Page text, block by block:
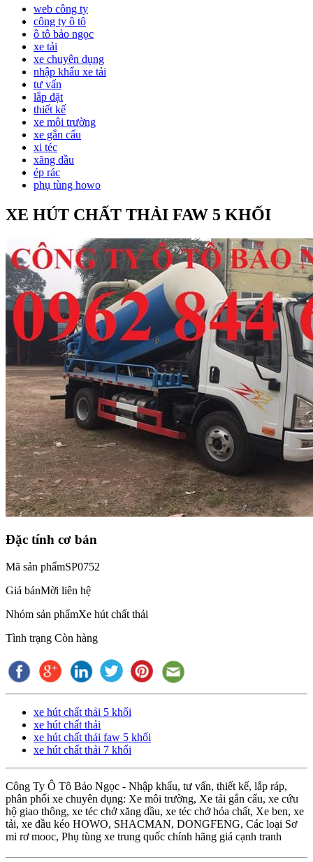
web công ty
công ty ô tô
ô tô bảo ngọc
xe tải
xe chuyên dụng
nhập khẩu xe tải
tư vấn
lắp đặt
thiết kế
xe môi trường
xe gắn cẩu
xi téc
xăng dầu
ép rác
phụ tùng howo
XE HÚT CHẤT THẢI FAW 5 KHỐI
Đặc tính cơ bản
Mã sản phẩmSP0752
Giá bánMời liên hệ
Nhóm sản phẩmXe hút chất thải
Tình trạng Còn hàng
xe hút chất thải 5 khối
xe hút chất thải
xe hút chất thải faw 5 khối
xe hút chất thải 7 khối
Công Ty Ô Tô Bảo Ngọc - Nhập khẩu, tư vấn, thiết kế, lắp ráp,
phân phối xe chuyên dụng: Xe môi trường, Xe tải gắn cẩu, xe cứu
hộ giao thông, xe téc chở xăng dầu, xe téc chở hóa chất, Xe ben, xe
tải, xe đầu kéo HOWO, SHACMAN, DONGFENG, Các loại Sơ
mi rơ mooc, Phụ tùng xe trung quốc chính hãng giá cạnh tranh